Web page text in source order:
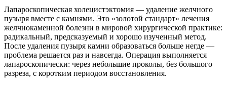
Лапароскопическая холецистэктомия — удаление желчного
пузыря вместе с камнями. Это «золотой стандарт» лечения
желчнокаменной болезни в мировой хирургической практике:
радикальный, предсказуемый и хорошо изученный метод.
После удаления пузыря камни образоваться больше негде —
проблема решается раз и навсегда. Операция выполняется
лапароскопически: через небольшие проколы, без большого
разреза, с коротким периодом восстановления.